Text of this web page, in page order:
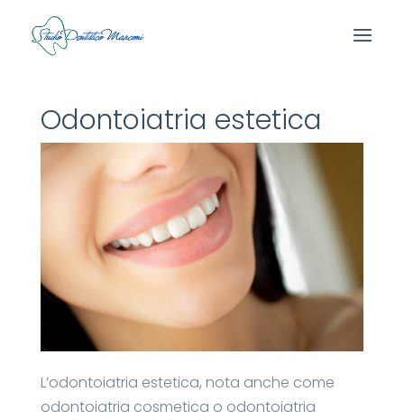
Odontoiatria estetica
L’odontoiatria estetica, nota anche come
odontoiatria cosmetica o odontoiatria